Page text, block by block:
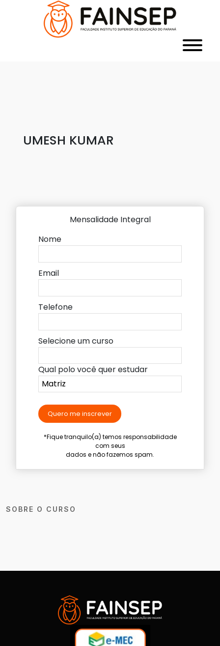
UMESH KUMAR
SOBRE O CURSO
Mensalidade Integral
Nome
Email
Telefone
Selecione um curso
Qual polo você quer estudar
Quero me inscrever
*Fique tranquilo(a) temos responsabilidade
com seus
dados e não fazemos spam.